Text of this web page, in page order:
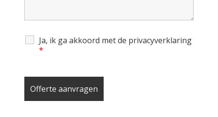
Ja, ik ga akkoord met de privacyverklaring
*